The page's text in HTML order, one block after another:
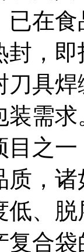
已在
封，
刀具
装需
目之
质，
低、
复合